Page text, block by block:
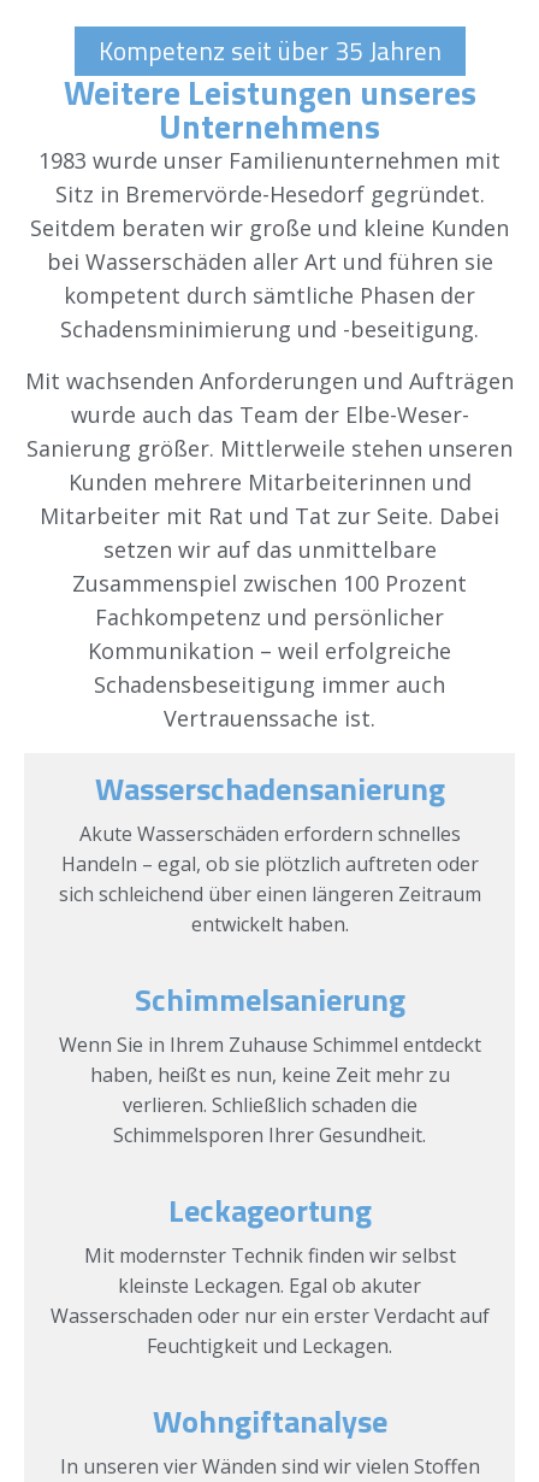
Kompetenz seit über 35 Jahren
Weitere Leistungen unseres
Unternehmens
1983 wurde unser Familienunternehmen mit
Sitz in Bremervörde-Hesedorf gegründet.
Seitdem beraten wir große und kleine Kunden
bei Wasserschäden aller Art und führen sie
kompetent durch sämtliche Phasen der
Schadensminimierung und -beseitigung.
Mit wachsenden Anforderungen und Aufträgen
wurde auch das Team der Elbe-Weser-
Sanierung größer. Mittlerweile stehen unseren
Kunden mehrere Mitarbeiterinnen und
Mitarbeiter mit Rat und Tat zur Seite. Dabei
setzen wir auf das unmittelbare
Zusammenspiel zwischen 100 Prozent
Fachkompetenz und persönlicher
Kommunikation – weil erfolgreiche
Schadensbeseitigung immer auch
Vertrauenssache ist.
Wasserschadensanierung
Akute Wasserschäden erfordern schnelles
Handeln – egal, ob sie plötzlich auftreten oder
sich schleichend über einen längeren Zeitraum
entwickelt haben.
Schimmelsanierung
Wenn Sie in Ihrem Zuhause Schimmel entdeckt
haben, heißt es nun, keine Zeit mehr zu
verlieren. Schließlich schaden die
Schimmelsporen Ihrer Gesundheit.
Leckageortung
Mit modernster Technik finden wir selbst
kleinste Leckagen. Egal ob akuter
Wasserschaden oder nur ein erster Verdacht auf
Feuchtigkeit und Leckagen.
Wohngiftanalyse
In unseren vier Wänden sind wir vielen Stoffen